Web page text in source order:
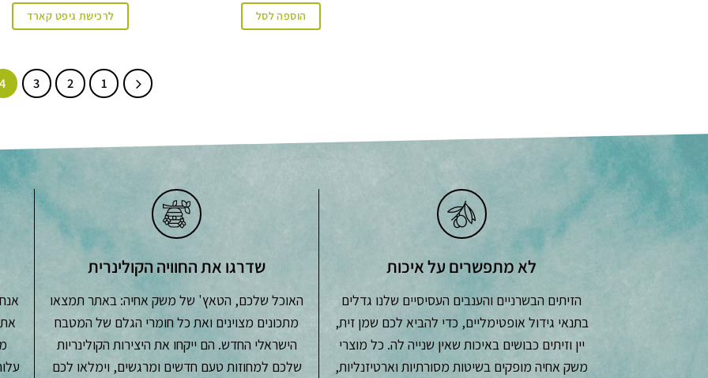
היה:
₪5.
הוא:
₪0.הוספה לסל עדלרכישת גיפט קארד
יש
ניתן
האפשרויות
בעמוד
1
2
3
4
לא מתפשרים על איכות
הזיתים הבשרניים והענבים העסיסיים שלנו גדלים
בתנאי גידול אופטימליים, כדי להביא לכם שמן זית,
יין וזיתים כבושים באיכות שאין שנייה לה. כל מוצרי
משק אחיה מופקים בשיטות מסורתיות וארטיזנליות,
שדרגו את החוויה הקולינרית
האוכל שלכם, הטאץ' של משק אחיה: באתר תמצאו
מתכונים מצוינים ואת כל חומרי הגלם של המטבח
הישראלי החדש. הם ייקחו את היצירות הקולינריות
שלכם למחוזות טעם חדשים ומרגשים, וימלאו לכם